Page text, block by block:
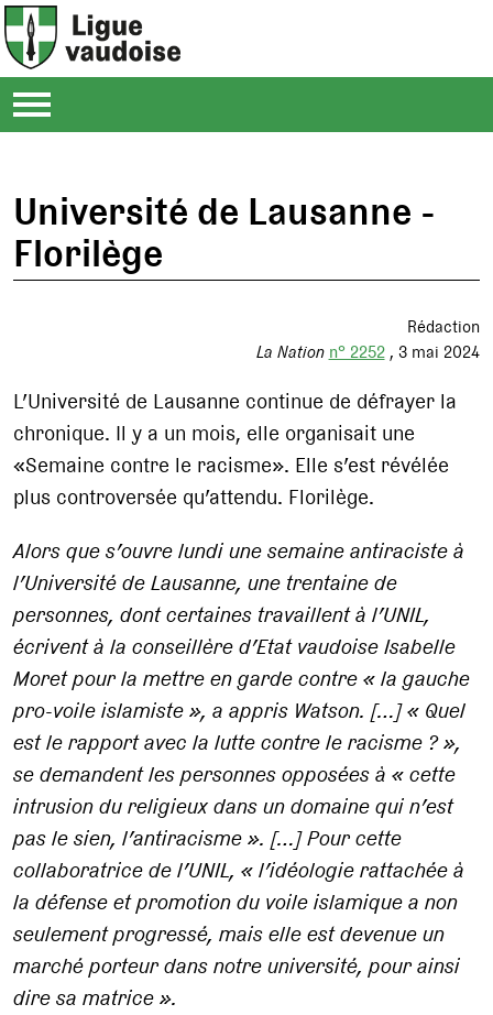
Université de Lausanne -
Florilège
Rédaction
La Nation n° 2252 3 mai 2024
L’Université de Lausanne continue de défrayer la
chronique. Il y a un mois, elle organisait une
«Semaine contre le racisme». Elle s’est révélée
plus controversée qu’attendu. Florilège.
Alors que s’ouvre lundi une semaine antiraciste à
l’Université de Lausanne, une trentaine de
personnes, dont certaines travaillent à l’UNIL,
écrivent à la conseillère d’Etat vaudoise Isabelle
Moret pour la mettre en garde contre «la gauche
pro-voile islamiste», a appris Watson. […] « Quel
est le rapport avec la lutte contre le racisme ?»,
se demandent les personnes opposées à «cette
intrusion du religieux dans un domaine qui n’est
pas le sien, l’antiracisme». […] Pour cette
collaboratrice de l’UNIL, «l’idéologie rattachée à
la défense et promotion du voile islamique a non
seulement progressé, mais elle est devenue un
marché porteur dans notre université, pour ainsi
dire sa matrice».